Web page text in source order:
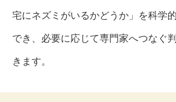
宅にネズミがいるかどうか」を科学
でき、必要に応じて専門家へつなぐ
きます。